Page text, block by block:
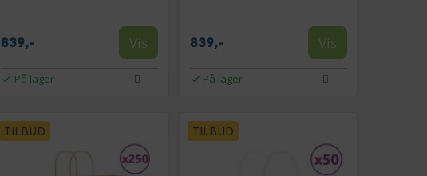
839,- Vis
På lager
839,- Vis
På lager
TILBUD TILBUD